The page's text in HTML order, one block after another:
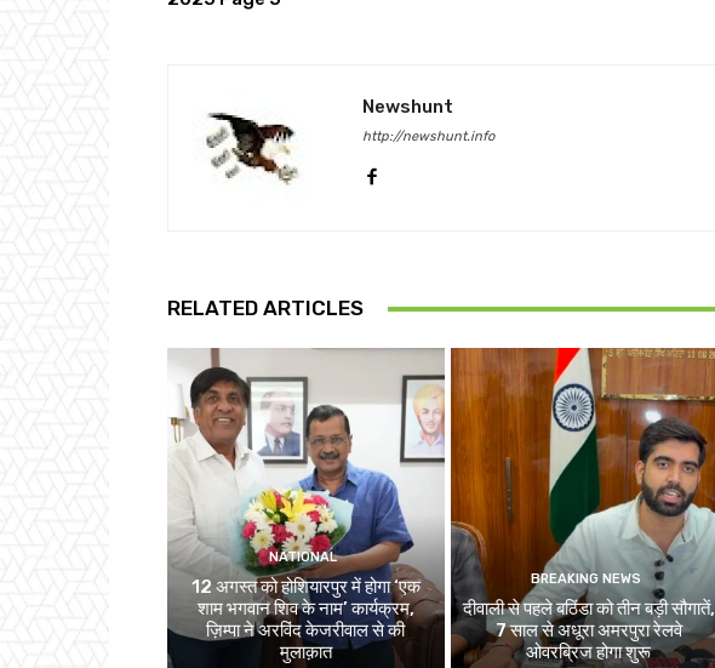
Newshunt
http://newshunt.info
RELATED ARTICLES
NATIONAL
12 अगस्त को होशियारपुर में होगा ‘एक
शाम भगवान शिव के नाम’ कार्यक्रम,
ज़िम्पा ने अरविंद केजरीवाल से की
मुलाक़ात
BREAKING NEWS
दीवाली से पहले बठिंडा को तीन बड़ी सौगातें,
7 साल से अधूरा अमरपुरा रेलवे
ओवरब्रिज होगा शुरू